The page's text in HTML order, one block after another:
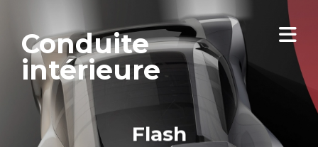
Conduite
intérieure
Flash